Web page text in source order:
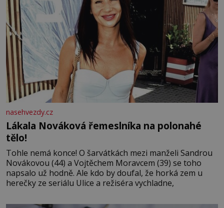
nasehvezdy.cz
Lákala Nováková řemeslníka na polonahé
tělo!
Tohle nemá konce! O šarvátkách mezi manželi Sandrou
Novákovou (44) a Vojtěchem Moravcem (39) se toho
napsalo už hodně. Ale kdo by doufal, že horká zem u
herečky ze seriálu Ulice a režiséra vychladne,